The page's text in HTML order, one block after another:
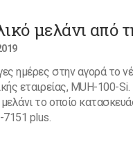
μελάνι από
ημέρες στην αγορά το
εταιρείας, MUH-100-Si.
το οποίο
plus.